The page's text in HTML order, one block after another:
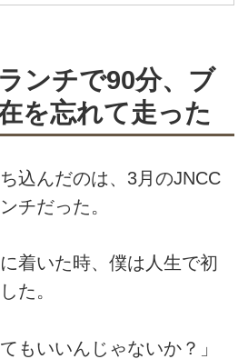
ンチで90分、ブ
を忘れて走った
込んだのは、3月のJNCC
チだった。
着いた時、僕は人生で初
た。
もいいんじゃないか？」